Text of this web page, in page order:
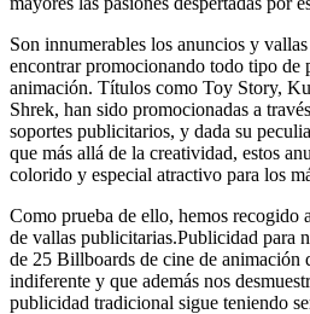
Son innumerables los anuncios y
encontrar promocionando todo tipo de
animación. Títulos como Toy Story,
Shrek, han sido promocionadas a
soportes publicitarios, y dada su
que más allá de la creatividad, estos
colorido y especial atractivo para los
Como prueba de ello, hemos recogido
de vallas publicitarias.Publicidad para
de 25 Billboards de cine de animación
indiferente y que además nos
publicidad tradicional sigue teniendo